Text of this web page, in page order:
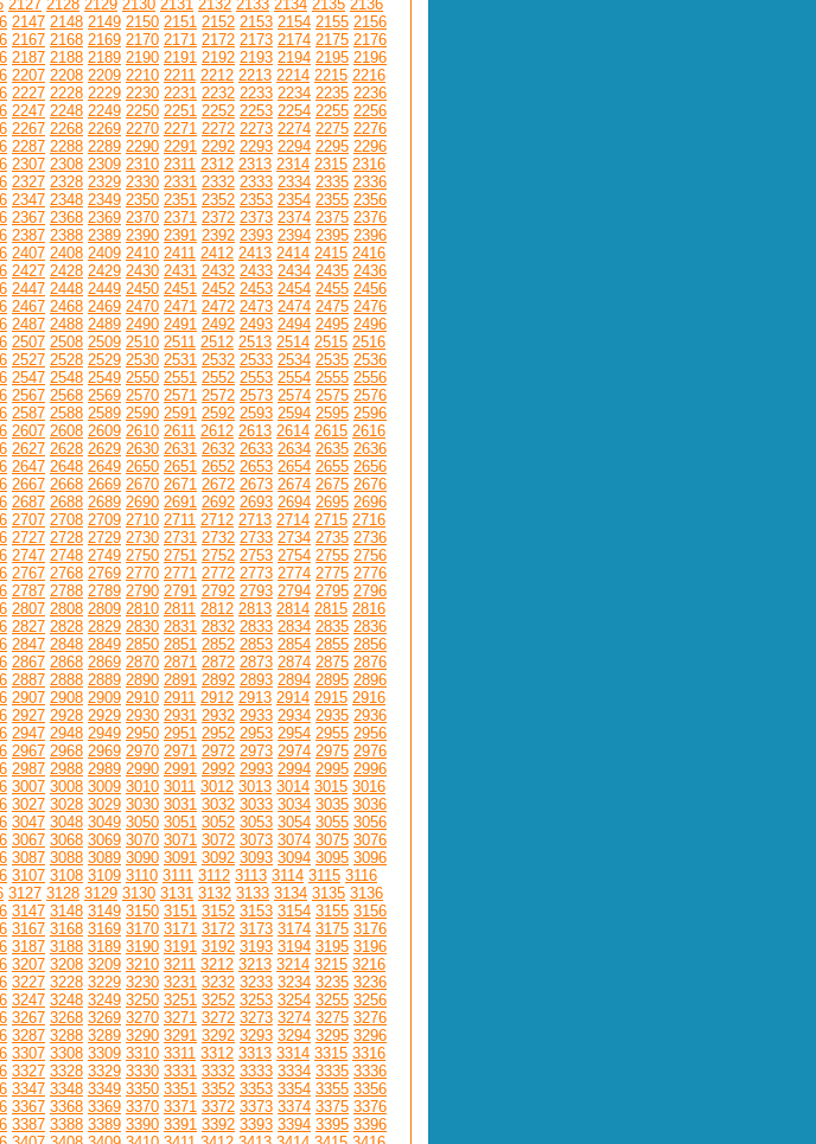
2127 2128 2129 2130 2131 2132 2133 2134 2135 2136
2147 2148 2149 2150 2151 2152 2153 2154 2155 2156
2167 2168 2169 2170 2171 2172 2173 2174 2175 2176
2187 2188 2189 2190 2191 2192 2193 2194 2195 2196
2207 2208 2209 2210 2211 2212 2213 2214 2215 2216
2227 2228 2229 2230 2231 2232 2233 2234 2235 2236
2247 2248 2249 2250 2251 2252 2253 2254 2255 2256
2267 2268 2269 2270 2271 2272 2273 2274 2275 2276
2287 2288 2289 2290 2291 2292 2293 2294 2295 2296
2307 2308 2309 2310 2311 2312 2313 2314 2315 2316
2327 2328 2329 2330 2331 2332 2333 2334 2335 2336
2347 2348 2349 2350 2351 2352 2353 2354 2355 2356
2367 2368 2369 2370 2371 2372 2373 2374 2375 2376
2387 2388 2389 2390 2391 2392 2393 2394 2395 2396
2407 2408 2409 2410 2411 2412 2413 2414 2415 2416
2427 2428 2429 2430 2431 2432 2433 2434 2435 2436
2447 2448 2449 2450 2451 2452 2453 2454 2455 2456
2467 2468 2469 2470 2471 2472 2473 2474 2475 2476
2487 2488 2489 2490 2491 2492 2493 2494 2495 2496
2507 2508 2509 2510 2511 2512 2513 2514 2515 2516
2527 2528 2529 2530 2531 2532 2533 2534 2535 2536
2547 2548 2549 2550 2551 2552 2553 2554 2555 2556
2567 2568 2569 2570 2571 2572 2573 2574 2575 2576
2587 2588 2589 2590 2591 2592 2593 2594 2595 2596
2607 2608 2609 2610 2611 2612 2613 2614 2615 2616
2627 2628 2629 2630 2631 2632 2633 2634 2635 2636
2647 2648 2649 2650 2651 2652 2653 2654 2655 2656
2667 2668 2669 2670 2671 2672 2673 2674 2675 2676
2687 2688 2689 2690 2691 2692 2693 2694 2695 2696
2707 2708 2709 2710 2711 2712 2713 2714 2715 2716
2727 2728 2729 2730 2731 2732 2733 2734 2735 2736
2747 2748 2749 2750 2751 2752 2753 2754 2755 2756
2767 2768 2769 2770 2771 2772 2773 2774 2775 2776
2787 2788 2789 2790 2791 2792 2793 2794 2795 2796
2807 2808 2809 2810 2811 2812 2813 2814 2815 2816
2827 2828 2829 2830 2831 2832 2833 2834 2835 2836
2847 2848 2849 2850 2851 2852 2853 2854 2855 2856
2867 2868 2869 2870 2871 2872 2873 2874 2875 2876
2887 2888 2889 2890 2891 2892 2893 2894 2895 2896
2907 2908 2909 2910 2911 2912 2913 2914 2915 2916
2927 2928 2929 2930 2931 2932 2933 2934 2935 2936
2947 2948 2949 2950 2951 2952 2953 2954 2955 2956
2967 2968 2969 2970 2971 2972 2973 2974 2975 2976
2987 2988 2989 2990 2991 2992 2993 2994 2995 2996
3007 3008 3009 3010 3011 3012 3013 3014 3015 3016
3027 3028 3029 3030 3031 3032 3033 3034 3035 3036
3047 3048 3049 3050 3051 3052 3053 3054 3055 3056
3067 3068 3069 3070 3071 3072 3073 3074 3075 3076
3087 3088 3089 3090 3091 3092 3093 3094 3095 3096
3107 3108 3109 3110 3111 3112 3113 3114 3115 3116
3127 3128 3129 3130 3131 3132 3133 3134 3135 3136
3147 3148 3149 3150 3151 3152 3153 3154 3155 3156
3167 3168 3169 3170 3171 3172 3173 3174 3175 3176
3187 3188 3189 3190 3191 3192 3193 3194 3195 3196
3207 3208 3209 3210 3211 3212 3213 3214 3215 3216
3227 3228 3229 3230 3231 3232 3233 3234 3235 3236
3247 3248 3249 3250 3251 3252 3253 3254 3255 3256
3267 3268 3269 3270 3271 3272 3273 3274 3275 3276
3287 3288 3289 3290 3291 3292 3293 3294 3295 3296
3307 3308 3309 3310 3311 3312 3313 3314 3315 3316
3327 3328 3329 3330 3331 3332 3333 3334 3335 3336
3347 3348 3349 3350 3351 3352 3353 3354 3355 3356
3367 3368 3369 3370 3371 3372 3373 3374 3375 3376
3387 3388 3389 3390 3391 3392 3393 3394 3395 3396